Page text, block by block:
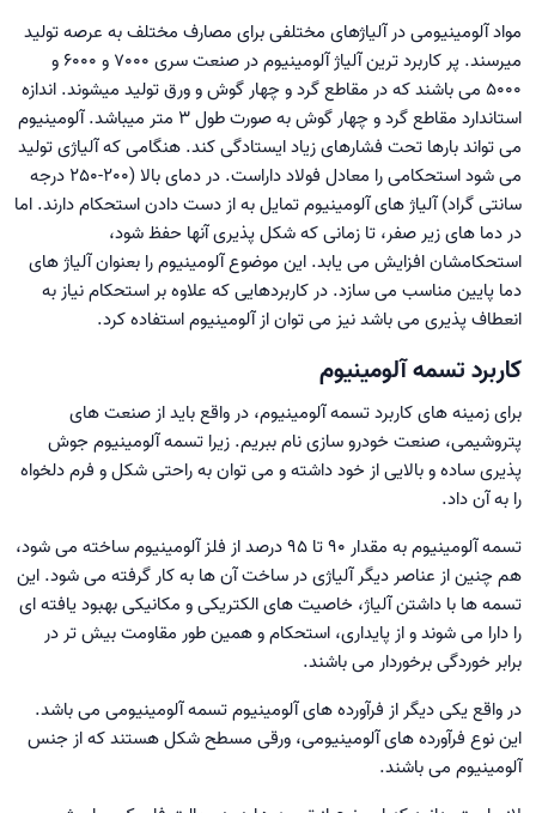
مواد آلومینیومی در آلیاژهای مختلفی برای مصارف مختلف به عرصه تولید
میرسند. پر کاربرد ترین آلیاژ آلومینیوم در صنعت سری 7000 و 6000 و
5000 می باشند که در مقاطع گرد و چهار گوش و ورق تولید میشوند. اندازه
استاندارد مقاطع گرد و چهار گوش به صورت طول 3 متر میباشد. آلومینیوم
می تواند بارها تحت فشارهای زیاد ایستادگی کند. هنگامی که آلیاژی تولید
می شود استحکامی را معادل فولاد داراست. در دمای بالا (200-250 درجه
سانتی گراد) آلیاژ های آلومینیوم تمایل به از دست دادن استحکام دارند. اما
در دما های زیر صفر، تا زمانی که شکل پذیری آنها حفظ شود،
استحکامشان افزایش می یابد. این موضوع آلومینیوم را بعنوان آلیاژ های
دما پایین مناسب می ­سازد. در کاربردهایی که علاوه بر استحکام نیاز به
انعطاف پذیری می باشد نیز می توان از آلومینیوم استفاده کرد.
کاربرد تسمه آلومینیوم
برای زمینه های کاربرد تسمه آلومینیوم، در واقع باید از صنعت های
پتروشیمی، صنعت خودرو سازی نام ببریم. زیرا تسمه آلومینیوم جوش
پذیری ساده و بالایی از خود داشته و می توان به راحتی شکل و فرم دلخواه
را به آن داد.
تسمه آلومینیوم به مقدار ۹۰ تا ۹۵ درصد از فلز آلومینیوم ساخته می شود،
هم چنین از عناصر دیگر آلیاژی در ساخت آن ها به کار گرفته می شود. این
تسمه ها با داشتن آلیاژ، خاصیت های الکتریکی و مکانیکی بهبود یافته ای
را دارا می شوند و از پایداری، استحکام و همین طور مقاومت بیش تر در
برابر خوردگی برخوردار می باشند.
در واقع یکی دیگر از فرآورده های آلومینیوم تسمه آلومینیومی می باشد.
این نوع فرآورده های آلومینیومی، ورقی مسطح شکل هستند که از جنس
آلومینیوم می باشند.